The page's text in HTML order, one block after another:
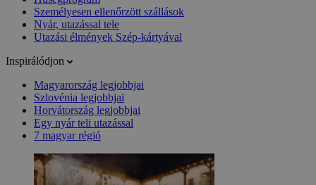
Személyesen ellenőrzött szállások
Nyár, utazással tele
Utazási élmények Szép-kártyával
Inspirálódjon
Magyarország legjobbjai
Szlovénia legjobbjai
Horvátország legjobbjai
Egy nyár teli utazással
7 magyar régió